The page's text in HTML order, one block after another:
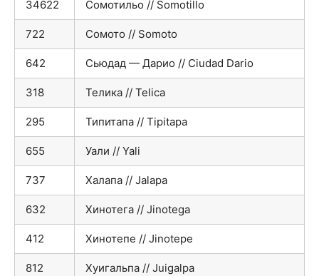
34622 Сомотильо // Somotillo
722 Сомото // Somoto
642 Сьюдад — Дарио // Ciudad Dario
318 Телика // Telica
295 Типитапа // Tipitapa
655 Уали // Yali
737 Халапа // Jalapa
632 Хинотега // Jinotega
412 Хинотепе // Jinotepe
812 Хуигальпа // Juigalpa